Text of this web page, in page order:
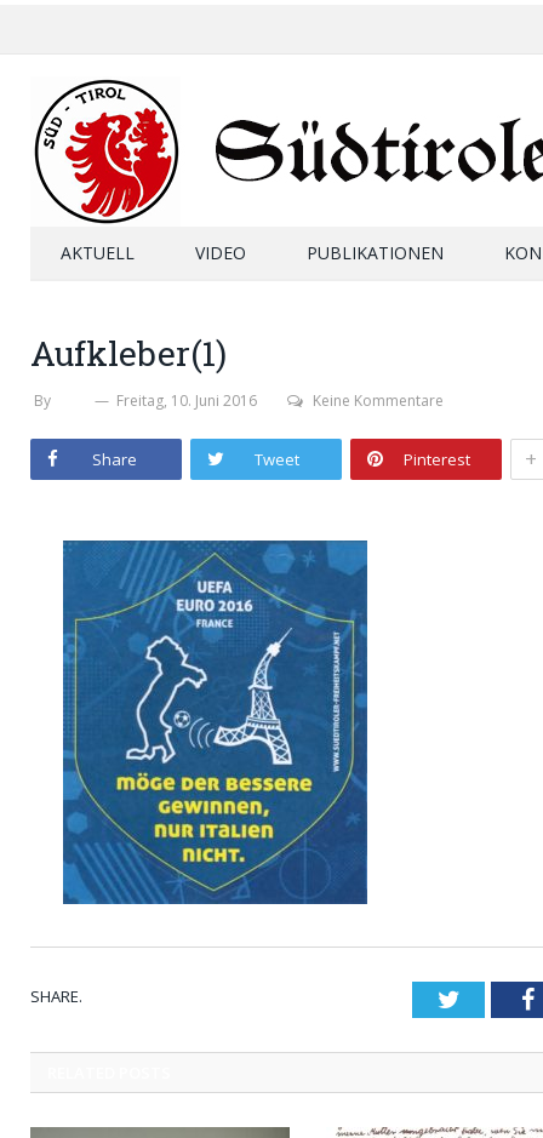
AKTUELL VIDEO PUBLIKATIONEN
Aufkleber(1)
By Freitag, 10. Juni 2016 Keine Kommentare
Share Tweet Pinterest +
SHARE. Twitter